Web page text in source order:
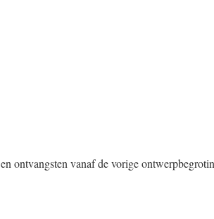
ontvangsten vanaf de vorige